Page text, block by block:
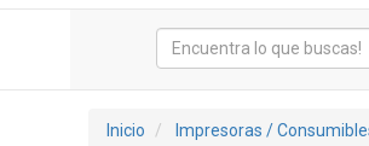
Inicio Impresoras /